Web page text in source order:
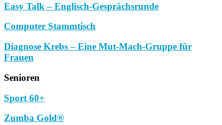
Easy Talk – Englisch-Gesprächsrunde
Computer Stammtisch
Diagnose Krebs – Eine Mut-Mach-Gruppe für
Frauen
Senioren
Sport 60+
Zumba Gold®